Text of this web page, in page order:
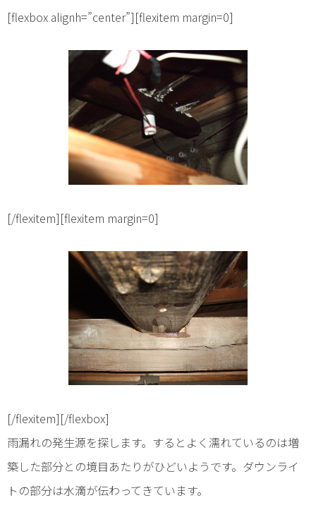
[flexbox alignh=”center”][flexitem margin=0]
[/flexitem][flexitem margin=0]
[/flexitem][/flexbox]
雨漏れの発生源を探します。するとよく濡れているのは増
築した部分との境目あたりがひどいようです。ダウンライ
トの部分は水滴が伝わってきています。